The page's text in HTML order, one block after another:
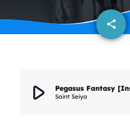
share
email
play_arrow Pegasus Fantasy
Saint Seiya